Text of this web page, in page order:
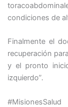
condiciones de
Finalmente el
recuperación
y el pronto
izquierdo”.
#MisionesSalud